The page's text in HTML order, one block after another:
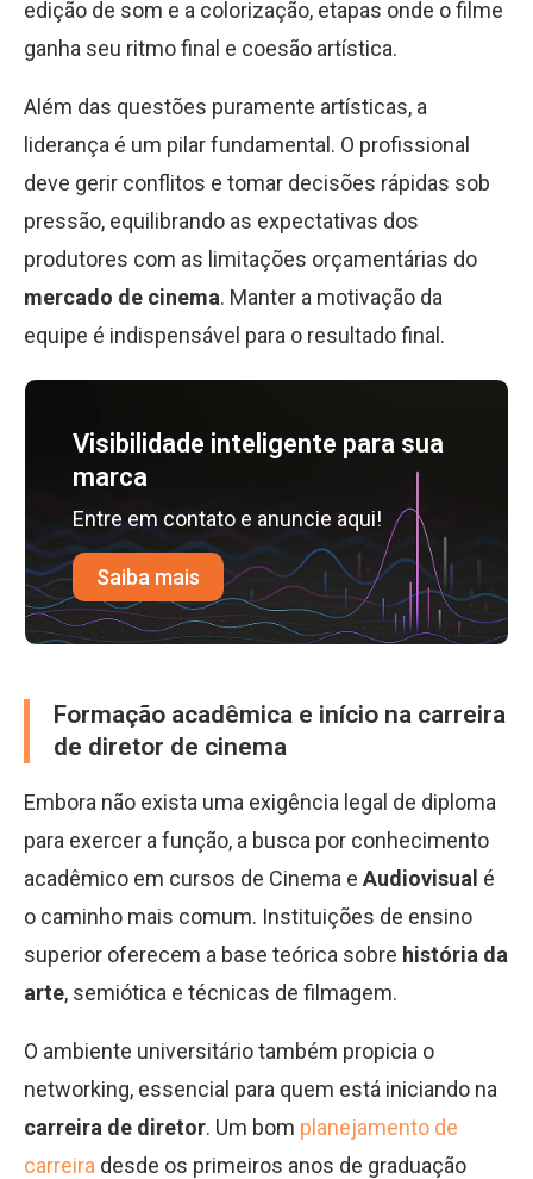
edição de som e a colorização, etapas onde o filme
ganha seu ritmo final e coesão artística.
Além das questões puramente artísticas, a
liderança é um pilar fundamental. O profissional
deve gerir conflitos e tomar decisões rápidas sob
pressão, equilibrando as expectativas dos
produtores com as limitações orçamentárias do
mercado de cinema. Manter a motivação da
equipe é indispensável para o resultado final.
Visibilidade inteligente para sua
marca
Entre em contato e anuncie aqui!
Saiba mais
Formação acadêmica e início na carreira
de diretor de cinema
Embora não exista uma exigência legal de diploma
para exercer a função, a busca por conhecimento
acadêmico em cursos de Cinema e Audiovisual é
o caminho mais comum. Instituições de ensino
superior oferecem a base teórica sobre história da
arte, semiótica e técnicas de filmagem.
O ambiente universitário também propicia o
networking, essencial para quem está iniciando na
carreira de diretor. Um bom planejamento de
carreira desde os primeiros anos de graduação